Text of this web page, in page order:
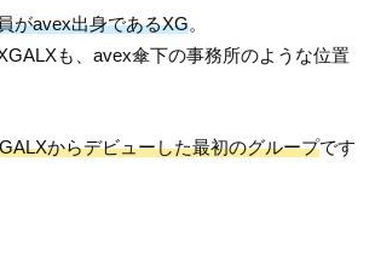
がavex出身であるXG。
も、avex傘下の事務所のような位置
からデビューした最初のグループです